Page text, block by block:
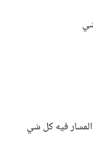
فيه كل شي